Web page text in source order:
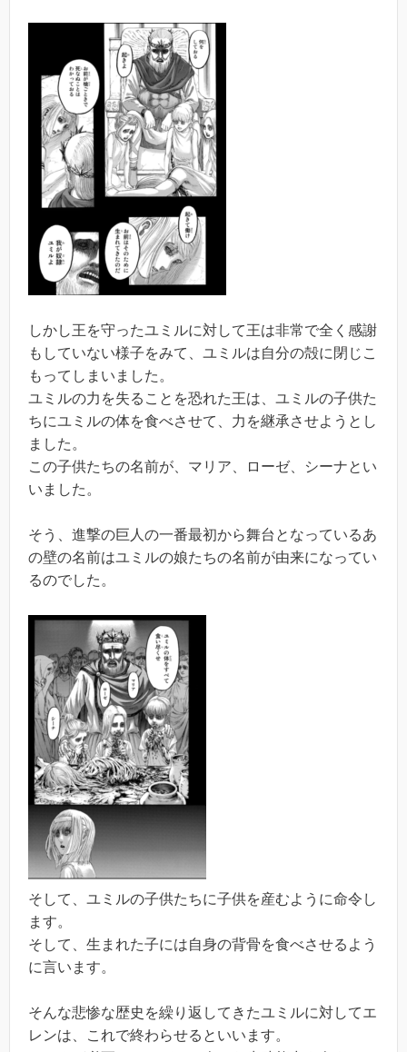
しかし王を守ったユミルに対して王は非常で全く感謝
もしていない様子をみて、ユミルは自分の殻に閉じこ
もってしまいました。
ユミルの力を失ることを恐れた王は、ユミルの子供た
ちにユミルの体を食べさせて、力を継承させようとし
ました。
この子供たちの名前が、マリア、ローゼ、シーナとい
いました。
そう、進撃の巨人の一番最初から舞台となっているあ
の壁の名前はユミルの娘たちの名前が由来になってい
るのでした。
そして、ユミルの子供たちに子供を産むように命令し
ます。
そして、生まれた子には自身の背骨を食べさせるよう
に言います。
そんな悲惨な歴史を繰り返してきたユミルに対してエ
レンは、これで終わらせるといいます。